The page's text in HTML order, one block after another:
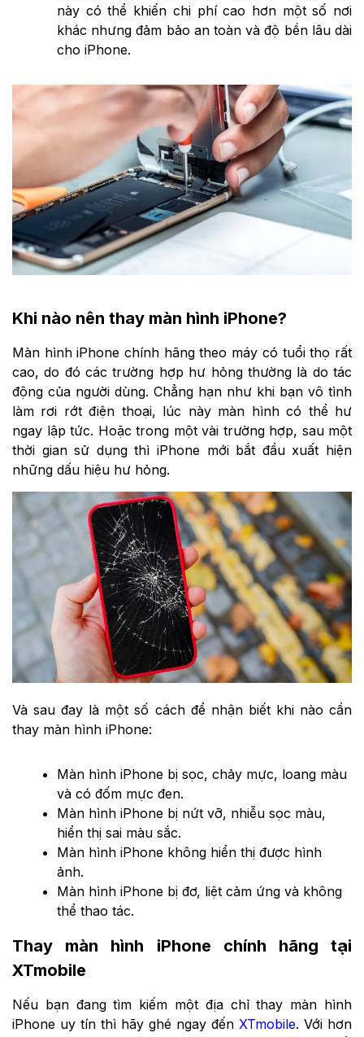
này có thể khiến chi phí cao hơn một số nơi
khác nhưng đảm bảo an toàn và độ bền lâu dài
cho iPhone.
Khi nào nên thay màn hình iPhone?
Màn hình iPhone chính hãng theo máy có tuổi thọ rất
cao, do đó các trường hợp hư hỏng thường là do tác
động của người dùng. Chẳng hạn như khi bạn vô tình
làm rơi rớt điện thoại, lúc này màn hình có thể hư
ngay lập tức. Hoặc trong một vài trường hợp, sau một
thời gian sử dụng thì iPhone mới bắt đầu xuất hiện
những dấu hiệu hư hỏng.
Và sau đay là một số cách để nhận biết khi nào cần
thay màn hình iPhone:
Màn hình iPhone bị sọc, chảy mực, loang màu
và có đốm mực đen.
Màn hình iPhone bị nứt vỡ, nhiễu sọc màu,
hiển thị sai màu sắc.
Màn hình iPhone không hiển thị được hình
ảnh.
Màn hình iPhone bị đơ, liệt cảm ứng và không
thể thao tác.
Thay màn hình iPhone chính hãng tại
XTmobile
Nếu bạn đang tìm kiếm một địa chỉ thay màn hình
iPhone uy tín thì hãy ghé ngay đến XTmobile. Với hơn